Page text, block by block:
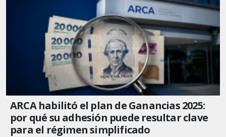
ARCA habilitó el plan de Ganancias 2025:
por qué su adhesión puede resultar clave
para el régimen simplificado